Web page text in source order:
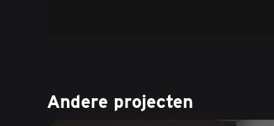
Andere projecten